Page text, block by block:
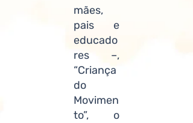
mães,
pais e
educado
res –,
“Criança
do
Movimen
to”, o